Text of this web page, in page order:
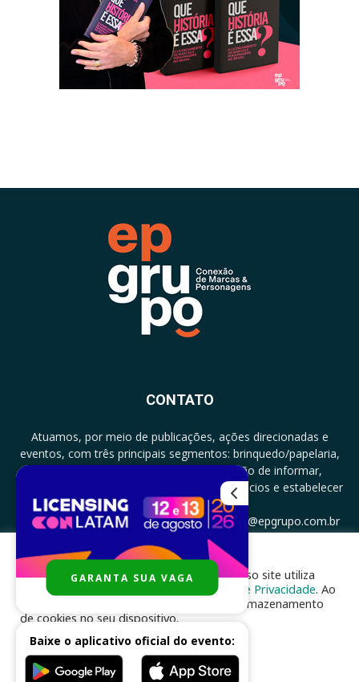
CONTATO
Atuamos, por meio de publicações, ações direcionadas e
eventos, com três principais segmentos: brinquedo/papelaria,
licenciamento e zero a três com a missão de informar,
documentar, proporcionar encontro de negócios e estabelecer
parcerias.
CONTATO: +5511994513097 - atendimento@epgrupo.com.br
SIGA-NOS
Para melhor experiência e navegação, nosso site utiliza
cookies, de acordo com a nossa
Política de Privacidade. Ao
clicar em “aceito”, você concorda com o armazenamento
de cookies no seu dispositivo.
ACEITAR
GARANTA SUA VAGA
Baixe o aplicativo oficial do evento: